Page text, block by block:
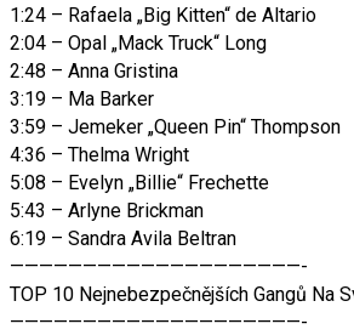
1:24 – Rafaela „Big Kitten“ de Altario
2:04 – Opal „Mack Truck“ Long
2:48 – Anna Gristina
3:19 – Ma Barker
3:59 – Jemeker „Queen Pin“ Thompson
4:36 – Thelma Wright
5:08 – Evelyn „Billie“ Frechette
5:43 – Arlyne Brickman
6:19 – Sandra Avila Beltran
————————————————————-
TOP 10 Nejnebezpečnějších Gangů Na
————————————————————-